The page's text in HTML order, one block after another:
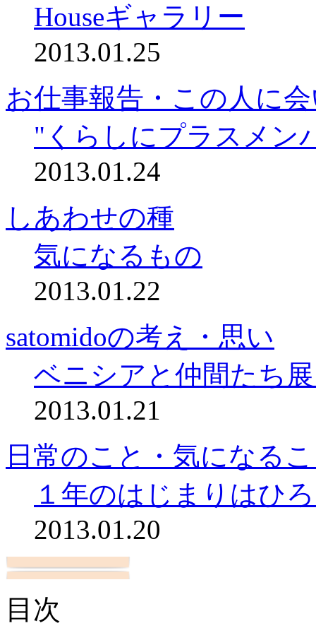
Houseギャラリー
2013.01.25
お仕事報告・この人に
"くらしにプラスメン
2013.01.24
しあわせの種
気になるもの
2013.01.22
satomidoの考え・思い
ベニシアと仲間たち
2013.01.21
日常のこと・気になる
１年のはじまりはひ
2013.01.20
目次